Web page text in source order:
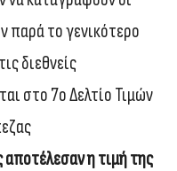
παρά το γενικότερο
διεθνείς
στο 7ο Δελτίο Τιμών
αποτέλεσαν η τιμή της